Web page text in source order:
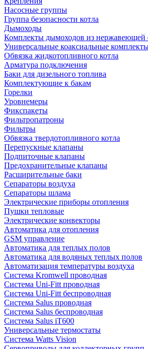
Насосные группы
Группа безопасности котла
Дымоходы
Комплекты дымоходов из нержавеющей
Универсальные коаксиальные
Обвязка жидкотопливного котла
Арматура подключения
Баки для дизельного топлива
Комплектующие к бакам
Горелки
Уровнемеры
Фикспакеты
Фильтропатроны
Фильтры
Обвязка твердотопливного котла
Перепускные клапаны
Подпиточные клапаны
Предохранительные клапаны
Расширительные баки
Сепараторы воздуха
Сепараторы шлама
Электрические приборы отопления
Пушки тепловые
Электрические конвекторы
Автоматика для отопления
GSM управление
Автоматика для теплых полов
Автоматика для водяных теплых полов
Автоматизация температуры воздуха
Система Kromwell проводная
Система Uni-Fitt проводная
Система Uni-Fitt беспроводная
Система Salus проводная
Система Salus беспроводная
Система Salus iT600
Универсальные термостаты
Система Watts Vision